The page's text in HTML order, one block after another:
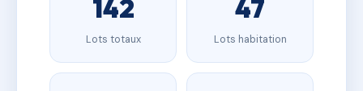
142
Lots totaux
47
Lots habitation